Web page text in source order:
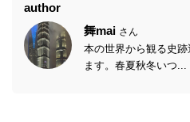
author
舞mai さん
本の世界から観る史
ます。春夏秋冬いつ...